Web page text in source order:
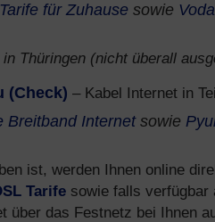
für Zuhause sowie
Thüringen (nicht überall
(Check) – Kabel Internet in
Breitband Internetsowie
ist, werden Ihnen online
Tarife sowie falls verfügbar
über das Festnetz bei Ihnen